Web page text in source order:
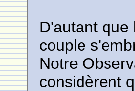
D'autant que
couple
Notre
considèrent